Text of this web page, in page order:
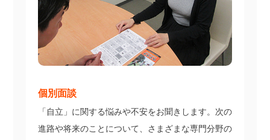
個別面談
「自立」に関する悩みや不安をお聞きします。次の
進路や将来のことについて、さまざまな専門分野の